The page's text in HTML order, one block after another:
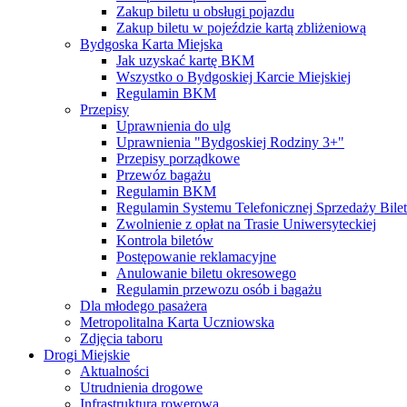
Zakup biletu u obsługi pojazdu
Zakup biletu w pojeździe kartą zbliżeniową
Bydgoska Karta Miejska
Jak uzyskać kartę BKM
Wszystko o Bydgoskiej Karcie Miejskiej
Regulamin BKM
Przepisy
Uprawnienia do ulg
Uprawnienia "Bydgoskiej Rodziny 3+"
Przepisy porządkowe
Przewóz bagażu
Regulamin BKM
Regulamin Systemu Telefonicznej Sprzedaży
Zwolnienie z opłat na Trasie Uniwersyteckiej
Kontrola biletów
Postępowanie reklamacyjne
Anulowanie biletu okresowego
Regulamin przewozu osób i bagażu
Dla młodego pasażera
Metropolitalna Karta Uczniowska
Zdjęcia taboru
Drogi Miejskie
Aktualności
Utrudnienia drogowe
Infrastruktura rowerowa